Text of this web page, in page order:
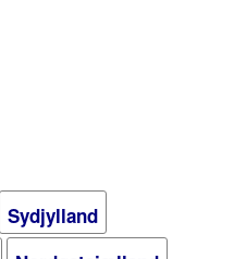
Sydjylland